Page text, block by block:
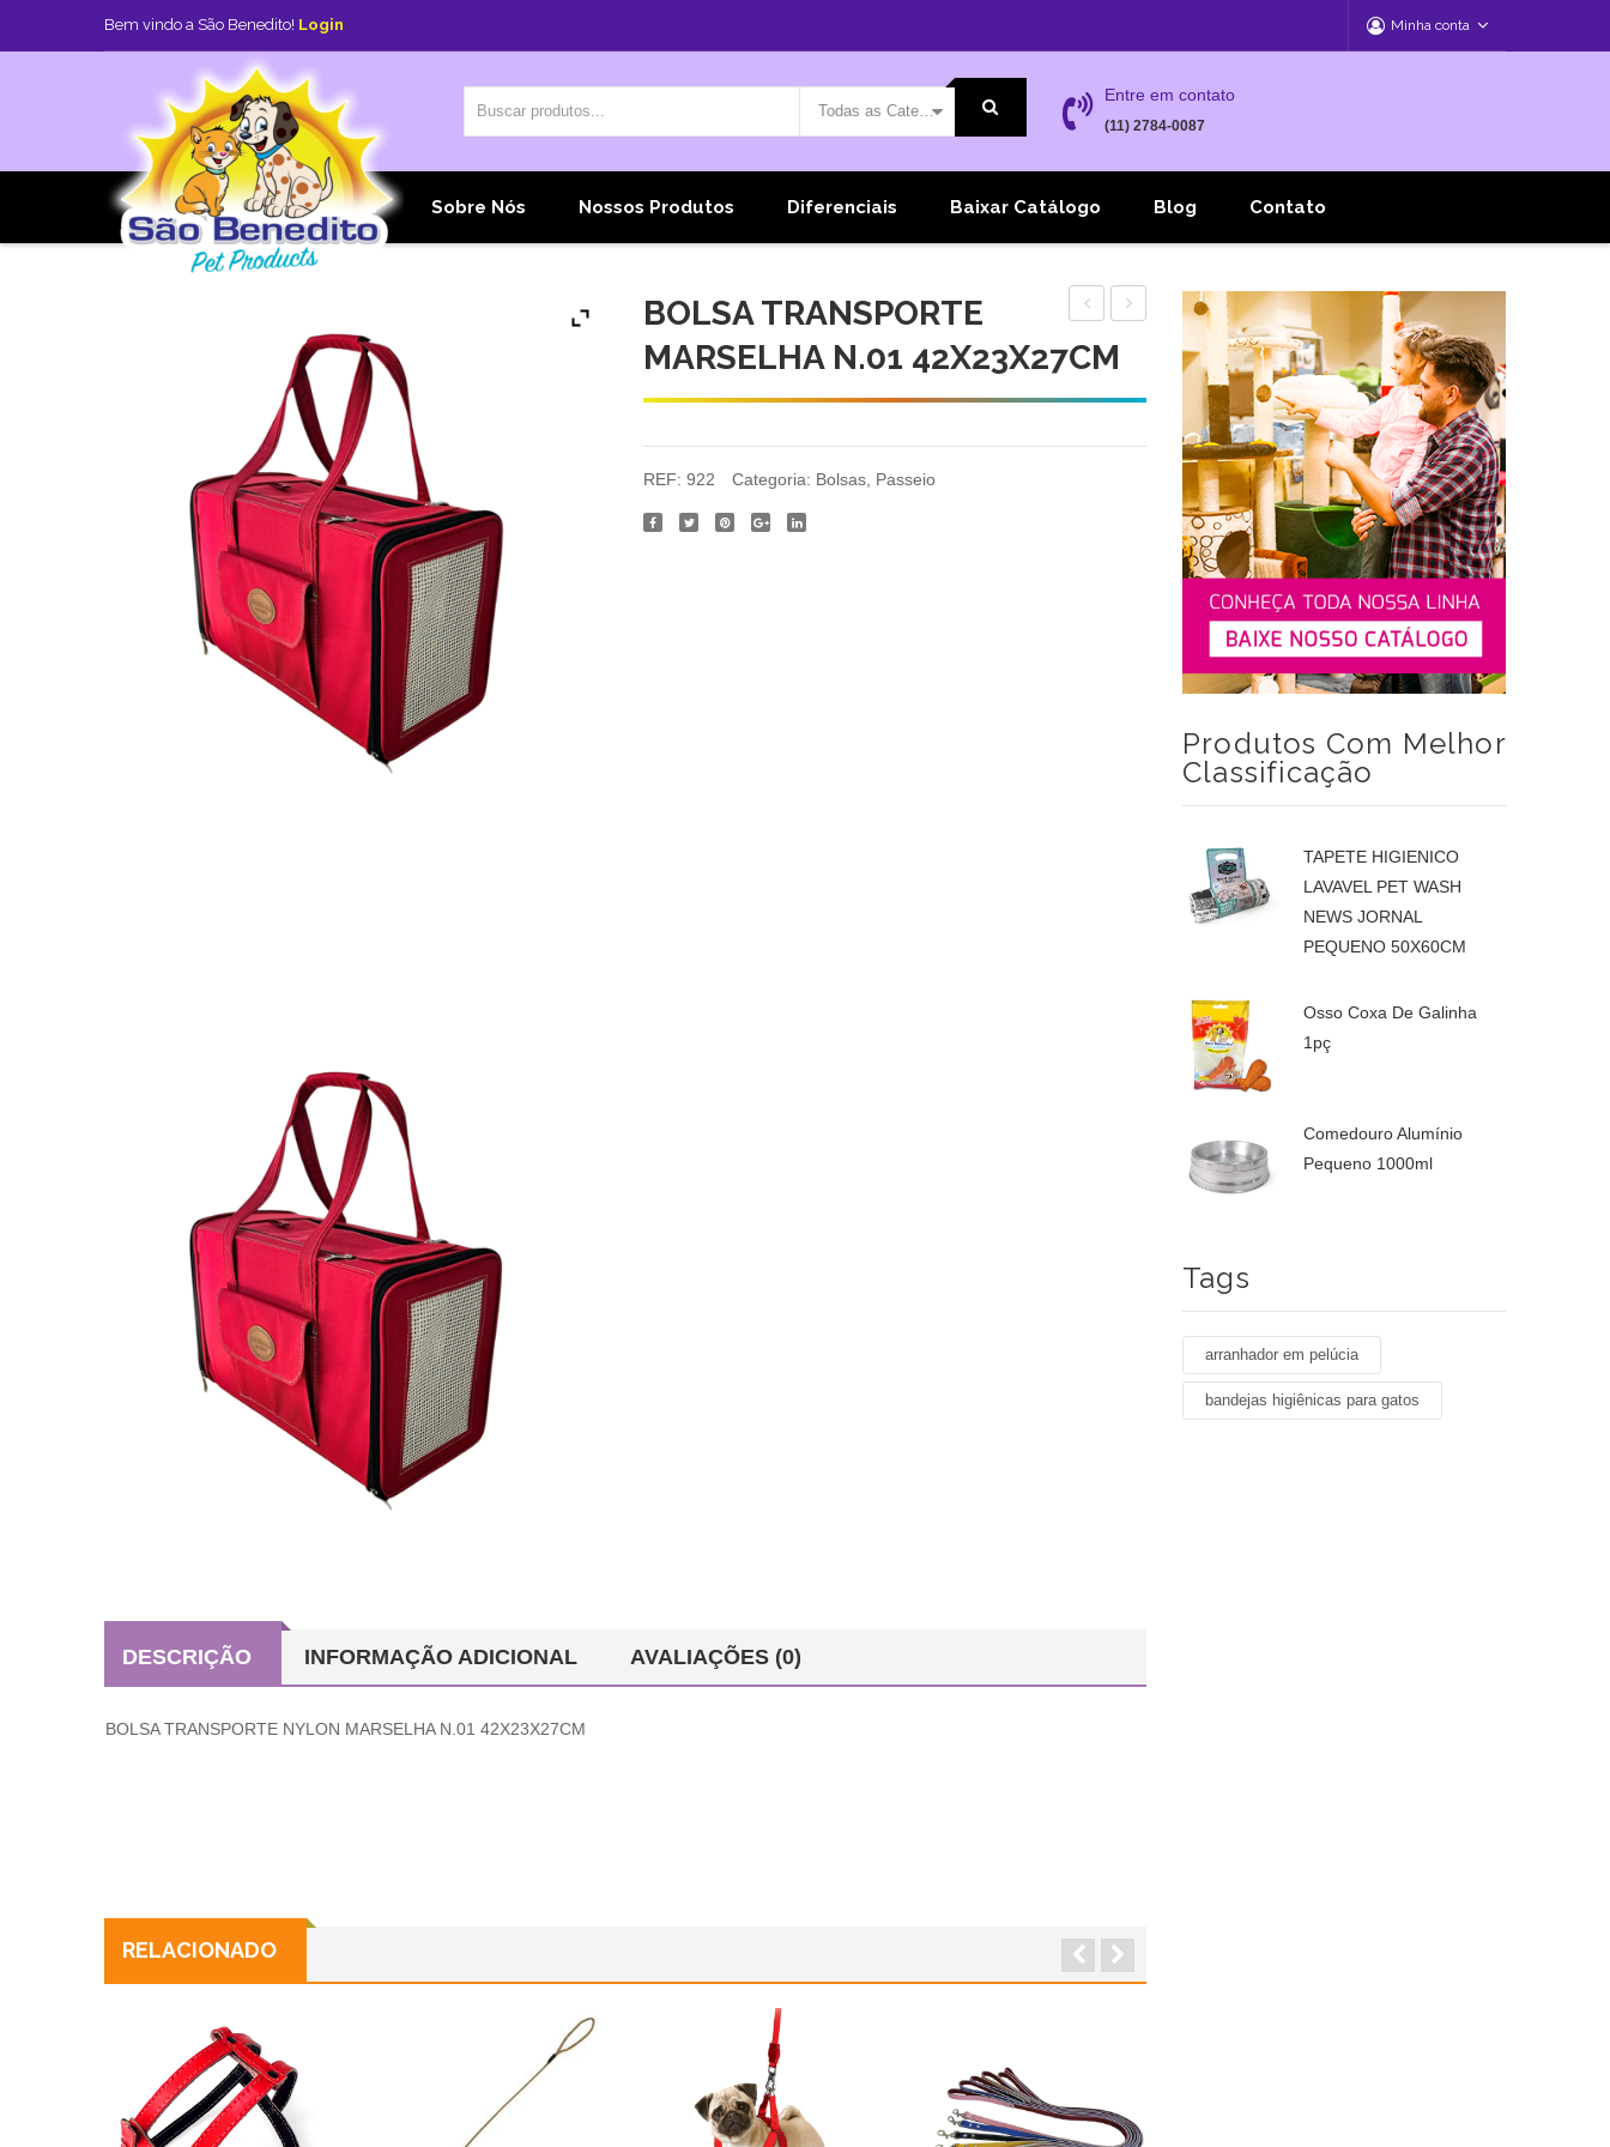
Bem vindo a São Benedito! Login Minha conta
Todas as Categorias
Entre em contato
(11) 2784-0087
Home Sobre Nós Nossos Produtos Diferenciais Baixar Catálogo Blog Contato
ZURIQUE
N.02
TRANSPORTE
MARSELHA
N.02
47X28X30CM
BOLSA TRANSPORTE
MARSELHA N.01 42X23X27CM
REF: 922 Categoria: Bolsas Passeio
DESCRIÇÃO INFORMAÇÃO ADICIONAL AVALIAÇÕES (0)
BOLSA TRANSPORTE NYLON MARSELHA N.01 42X23X27CM
RELACIONADO
Produtos Com Melhor
Classificação
TAPETE HIGIENICO
LAVAVEL PET WASH
NEWS JORNAL
PEQUENO 50X60CM
Osso Coxa De Galinha
1pç
Comedouro Alumínio
Pequeno 1000ml
Tags
arranhador em pelúcia
bandejas higiênicas para gatos